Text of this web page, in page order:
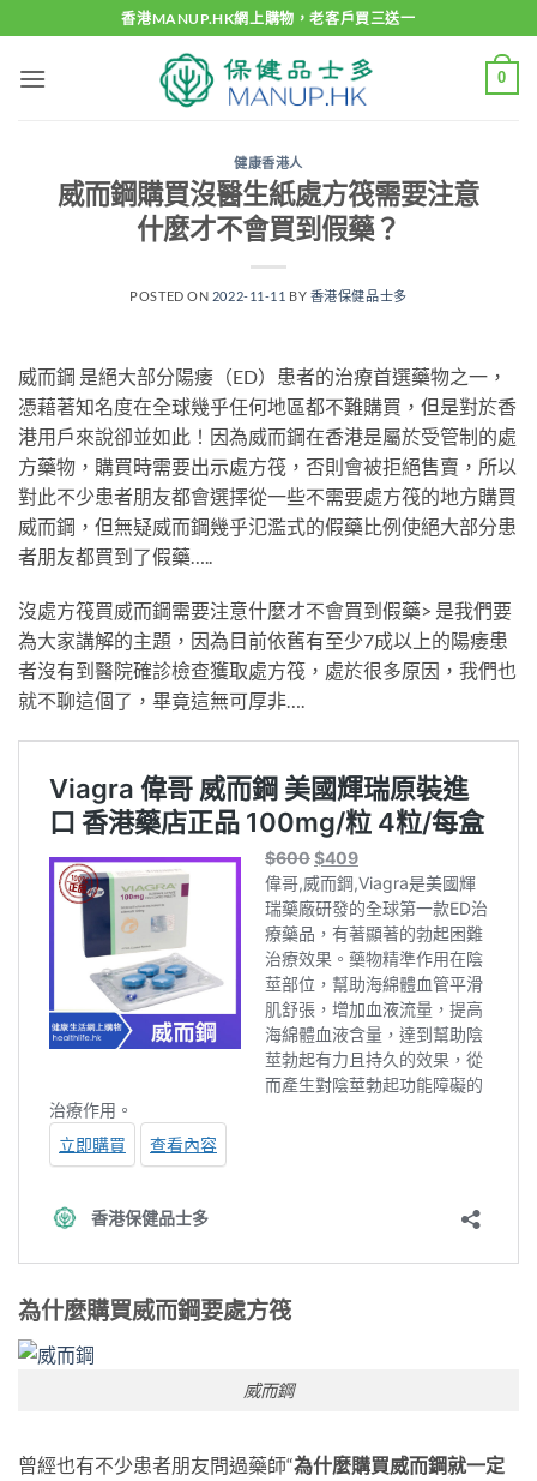
to
content
香港MANUP.HK網上購物，老客戶買三送一
0
健康香港人
威而鋼購買沒醫生紙處方筏需要注意
什麼才不會買到假藥？
POSTED ON 2022-11-11 BY 香港保健品士多
威而鋼 是絕大部分陽痿（ED）患者的治療首選藥物之一，
憑藉著知名度在全球幾乎任何地區都不難購買，但是對於香
港用戶來說卻並如此！因為威而鋼在香港是屬於受管制的處
方藥物，購買時需要出示處方筏，否則會被拒絕售賣，所以
對此不少患者朋友都會選擇從一些不需要處方筏的地方購買
威而鋼，但無疑威而鋼幾乎氾濫式的假藥比例使絕大部分患
者朋友都買到了假藥…..
沒處方筏買威而鋼需要注意什麼才不會買到假藥> 是我們要
為大家講解的主題，因為目前依舊有至少7成以上的陽痿患
者沒有到醫院確診檢查獲取處方筏，處於很多原因，我們也
就不聊這個了，畢竟這無可厚非….
為什麼購買威而鋼要處方筏
威而鋼
曾經也有不少患者朋友問過藥師“為什麼購買威而鋼就一定